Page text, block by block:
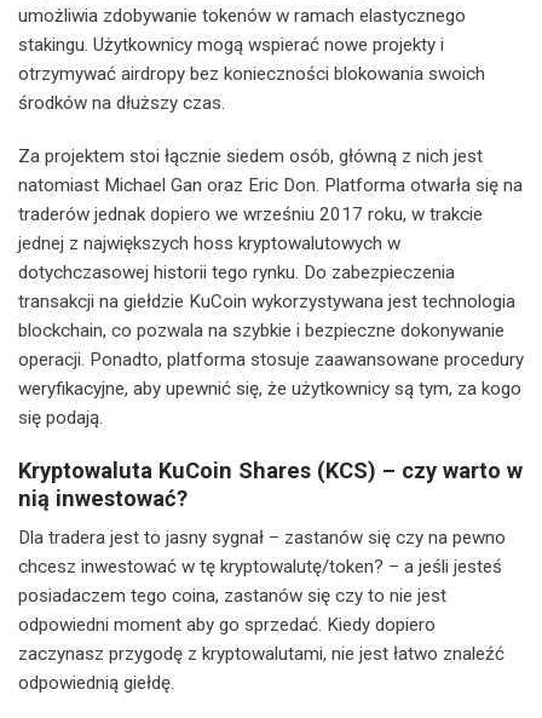
umożliwia zdobywanie tokenów w ramach elastycznego
stakingu. Użytkownicy mogą wspierać nowe projekty i
otrzymywać airdropy bez konieczności blokowania swoich
środków na dłuższy czas.
Za projektem stoi łącznie siedem osób, główną z nich jest
natomiast Michael Gan oraz Eric Don. Platforma otwarła się na
traderów jednak dopiero we wrześniu 2017 roku, w trakcie
jednej z największych hoss kryptowalutowych w
dotychczasowej historii tego rynku. Do zabezpieczenia
transakcji na giełdzie KuCoin wykorzystywana jest technologia
blockchain, co pozwala na szybkie i bezpieczne dokonywanie
operacji. Ponadto, platforma stosuje zaawansowane procedury
weryfikacyjne, aby upewnić się, że użytkownicy są tym, za kogo
się podają.
Kryptowaluta KuCoin Shares (KCS) – czy warto w
nią inwestować?
Dla tradera jest to jasny sygnał – zastanów się czy na pewno
chcesz inwestować w tę kryptowalutę/token? – a jeśli jesteś
posiadaczem tego coina, zastanów się czy to nie jest
odpowiedni moment aby go sprzedać. Kiedy dopiero
zaczynasz przygodę z kryptowalutami, nie jest łatwo znaleźć
odpowiednią giełdę.